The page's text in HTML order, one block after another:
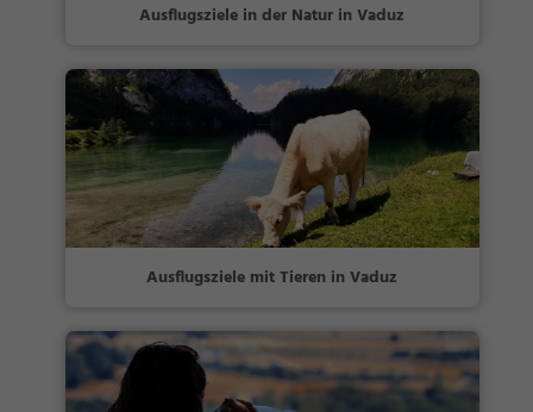
Ausflugsziele in der Natur in Vaduz
Ausflugsziele mit Tieren in Vaduz